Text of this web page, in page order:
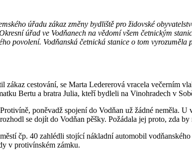
úřadu zákaz změny bydliště pro židovské
úřad ve Vodňanech na vědomí všem četnickým
povolení. Vodňanská četnická stanice o tom
cestování, se Marta Ledererová vracela večerním
Bertu a bratra Julia, kteří bydleli na Vinohradech v
poněvadž spojení do Vodňan už žádné neměla.
se dojít do Vodňan pěšky. Požádala jej proto, zda
čp. 40 zahlédli stojící nákladní automobil
v protivínském zámku.